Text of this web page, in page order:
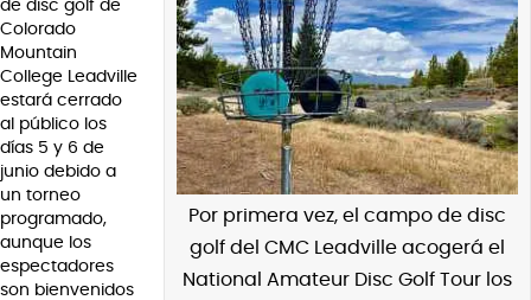
Por primera vez, el campo de disc
golf del CMC Leadville acogerá el
National Amateur Disc Golf Tour los
de disc golf de
Colorado
Mountain
College Leadville
estará cerrado
al público los
días 5 y 6 de
junio debido a
un torneo
programado,
aunque los
espectadores
son bienvenidos